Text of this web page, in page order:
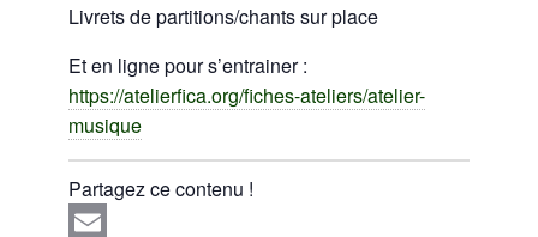
Livrets de partitions/chants sur place
Et en ligne pour s’entrainer :
https://atelierfica.org/fiches-ateliers/atelier-
musique
Partagez ce contenu !